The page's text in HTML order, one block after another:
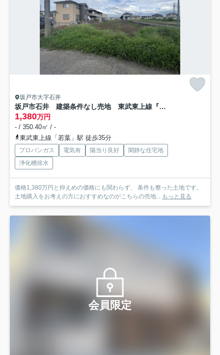
坂戸市大字石井
坂戸市石井 建築条件なし売地 東武東上線『若葉駅』徒歩35分 【勝呂小学区】
1,380万円
- / 350.40㎡ / -
東武東上線「若葉」駅 徒歩35分
プロパンガス 電気有 陽当り良好
閑静な住宅地
浄化槽排水
価格1,380万円と抑えめの価格にも関わらず、 条件も整った土地です。
土地購入をお考えの方におすすめなのがこちらの売地... もっと見る
会員限定